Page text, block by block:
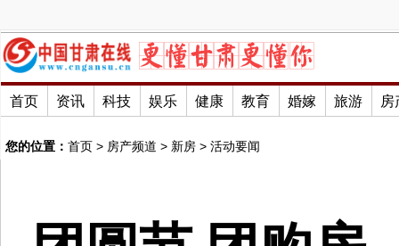
首页 资讯 科技 娱乐 健康 教育 婚嫁 旅游 房
您的位置： 首页 > 房产频道 > 新房 > 活动要闻